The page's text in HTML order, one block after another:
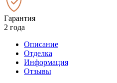
Гарантия
2 года
Описание
Отделка
Информация
Отзывы